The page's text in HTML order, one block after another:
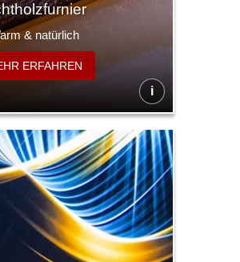
& natürlich
ERFAHREN
i